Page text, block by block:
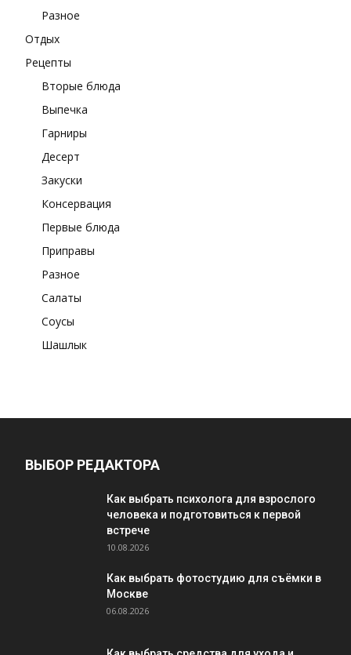
Разное
Отдых
Рецепты
Вторые блюда
Выпечка
Гарниры
Десерт
Закуски
Консервация
Первые блюда
Приправы
Разное
Салаты
Соусы
Шашлык
ВЫБОР РЕДАКТОРА
Как выбрать психолога для взрослого
человека и подготовиться к первой
встрече
10.08.2026
Как выбрать фотостудию для съёмки в
Москве
06.08.2026